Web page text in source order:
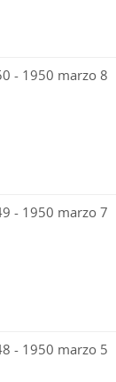
- 1950 marzo 8
- 1950 marzo 7
- 1950 marzo 5